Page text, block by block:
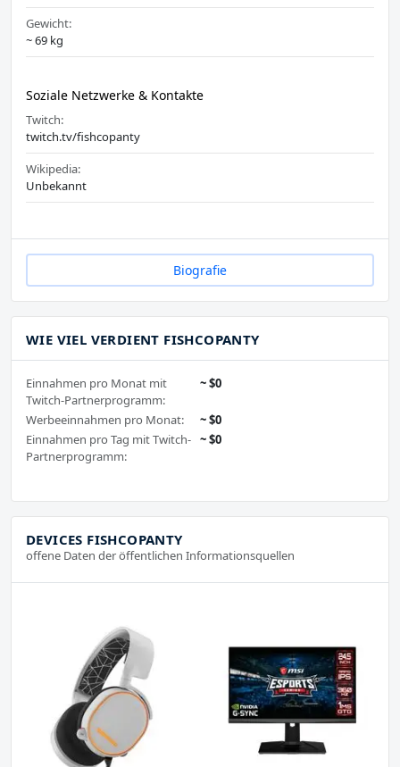
Gewicht:
~ 69 kg
Soziale Netzwerke & Kontakte
Twitch:
twitch.tv/fishcopanty
Wikipedia:
Unbekannt
Biografie
WIE VIEL VERDIENT FISHCOPANTY
Einnahmen pro Monat mit
Twitch-Partnerprogramm:
~ $0
Werbeeinnahmen pro Monat:
~ $0
Einnahmen pro Tag mit Twitch-
Partnerprogramm:
~ $0
DEVICES FISHCOPANTY
offene Daten der öffentlichen Informationsquellen